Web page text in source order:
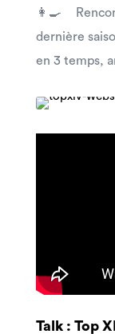
👩‍🍳
dernière
en 3 temps,
Talk : Top